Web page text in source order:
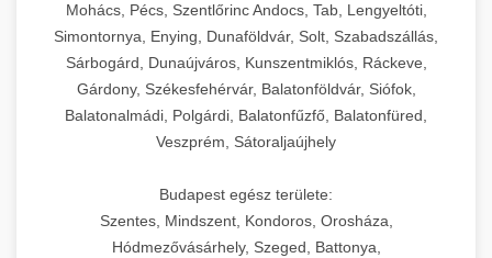
Mohács, Pécs, Szentlőrinc Andocs, Tab, Lengyeltóti,
Simontornya, Enying, Dunaföldvár, Solt, Szabadszállás,
Sárbogárd, Dunaújváros, Kunszentmiklós, Ráckeve,
Gárdony, Székesfehérvár, Balatonföldvár, Siófok,
Balatonalmádi, Polgárdi, Balatonfűzfő, Balatonfüred,
Veszprém, Sátoraljaújhely
Budapest egész területe:
Szentes, Mindszent, Kondoros, Orosháza,
Hódmezővásárhely, Szeged, Battonya,